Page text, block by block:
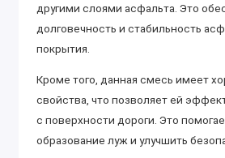
другими слоями асфальта. Это
долговечность и стабильность
покрытия.
Кроме того, данная смесь имеет
свойства, что позволяет ей
с поверхности дороги. Это
образование луж и улучшить